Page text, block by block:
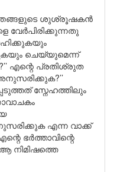
ഞങ്ങളുടെ ശുശ്രൂഷകൻ
വേർപിരിക്കുന്നതു
ചെയ്യുമെന്ന്
എന്റെ പ്രതിശ്രുത
സ്നേഹത്തിലും
എന്ന വാക്ക്
ഭർത്താവിന്റെ
നിമിഷത്തെ